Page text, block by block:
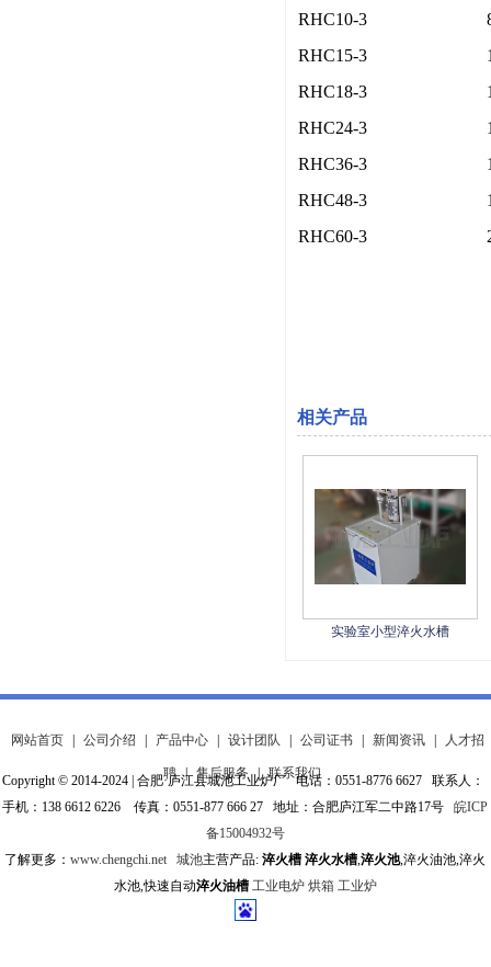
RHC10-3
RHC15-3
RHC18-3
RHC24-3
RHC36-3
RHC48-3
RHC60-3
相关产品
实验室小型淬火水槽
网站首页 公司介绍 产品中心 设计团队 公司证书 新闻资讯 人才招
聘 | 售后服务 | 联系我们
Copyright © 2014-2024 | 合肥·庐江县城池工业炉厂 电话：0551-8776 6627 联系人：
手机：138 6612 6226 传真：0551-877 666 27 地址：合肥庐江军二中路17号皖ICP
备15004932号
了解更多：www.chengchi.net 城池主营产品:淬火槽 淬火水槽,淬火池,淬火油池,淬火
水池,快速自动淬火油槽 工业电炉 烘箱 工业炉